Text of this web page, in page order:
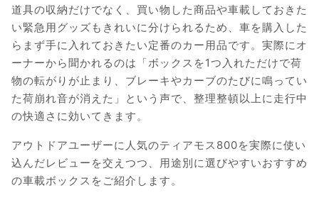
道具の収納だけでなく、買い物した商品や車載しておきた
い緊急用グッズもきれいに分けられるため、車を購入した
らまず手に入れておきたい定番のカー用品です。実際にオ
ーナーから聞かれるのは「ボックスを1つ入れただけで荷
物の転がりが止まり、ブレーキやカーブのたびに鳴ってい
た荷崩れ音が消えた」という声で、整理整頓以上に走行中
の快適さに効いてきます。
アウトドアユーザーに人気のティアモス800を実際に使い
込んだレビューを交えつつ、用途別に選びやすいおすすめ
の車載ボックスをご紹介します。